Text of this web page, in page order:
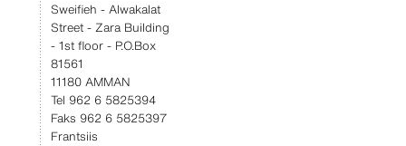
Sweifieh - Alwakalat
Street - Zara Building
- 1st floor - P.O.Box
81561
11180 AMMAN
Tel 962 6 5825394
Faks 962 6 5825397
Frantsiis